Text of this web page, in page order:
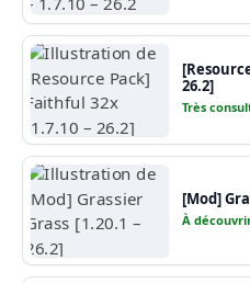
26.2]
Très
[Mod]
À